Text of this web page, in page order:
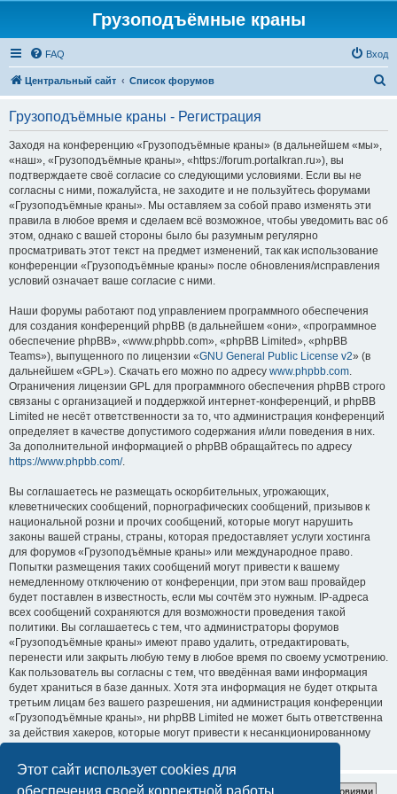
Этот сайт использует cookies для
обеспечения своей корректной работы.
Грузоподъёмные краны
FAQ Вход
Центральный сайт Список форумов
Грузоподъёмные краны - Регистрация
Заходя на конференцию «Грузоподъёмные краны» (в дальнейшем «мы»,
«наш», «Грузоподъёмные краны», «https://forum.portalkran.ru»), вы
подтверждаете своё согласие со следующими условиями. Если вы не
согласны с ними, пожалуйста, не заходите и не пользуйтесь форумами
«Грузоподъёмные краны». Мы оставляем за собой право изменять эти
правила в любое время и сделаем всё возможное, чтобы уведомить вас об
этом, однако с вашей стороны было бы разумным регулярно
просматривать этот текст на предмет изменений, так как использование
конференции «Грузоподъёмные краны» после обновления/исправления
условий означает ваше согласие с ними.
Наши форумы работают под управлением программного обеспечения
для создания конференций phpBB (в дальнейшем «они», «программное
обеспечение phpBB», «www.phpbb.com», «phpBB Limited», «phpBB
Teams»), выпущенного по лицензии «GNU General Public License v2» (в
дальнейшем «GPL»). Скачать его можно по адресу www.phpbb.com.
Ограничения лицензии GPL для программного обеспечения phpBB строго
связаны с организацией и поддержкой интернет-конференций, и phpBB
Limited не несёт ответственности за то, что администрация конференций
определяет в качестве допустимого содержания и/или поведения в них.
За дополнительной информацией о phpBB обращайтесь по адресу
https://www.phpbb.com/.
Вы соглашаетесь не размещать оскорбительных, угрожающих,
клеветнических сообщений, порнографических сообщений, призывов к
национальной розни и прочих сообщений, которые могут нарушить
законы вашей страны, страны, которая предоставляет услуги хостинга
для форумов «Грузоподъёмные краны» или международное право.
Попытки размещения таких сообщений могут привести к вашему
немедленному отключению от конференции, при этом ваш провайдер
будет поставлен в известность, если мы сочтём это нужным. IP-адреса
всех сообщений сохраняются для возможности проведения такой
политики. Вы соглашаетесь с тем, что администраторы форумов
«Грузоподъёмные краны» имеют право удалить, отредактировать,
перенести или закрыть любую тему в любое время по своему усмотрению.
Как пользователь вы согласны с тем, что введённая вами информация
будет храниться в базе данных. Хотя эта информация не будет открыта
третьим лицам без вашего разрешения, ни администрация конференции
«Грузоподъёмные краны», ни phpBB Limited не может быть ответственна
за действия хакеров, которые могут привести к несанкционированному